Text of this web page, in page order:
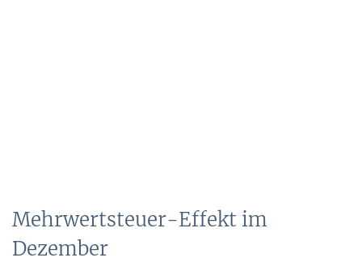
Mehrwertsteuer-Effekt im
Dezember